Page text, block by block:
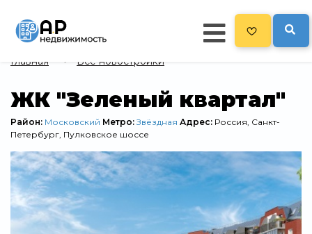
Главная
Все новостройки 478
Блог
Черный список ЖК
Рекламодателям
Главная Все новостройки
ЖК "Зеленый квартал"
Район: Московский Метро:Звёздная Адрес: Россия, Санкт-
Петербург, Пулковское шоссе